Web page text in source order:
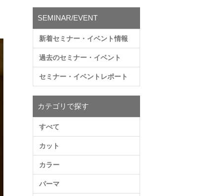
SEMINAR/EVENT
新着セミナー・イベント情報
過去のセミナー・イベント
セミナー・イベントレポート
カテゴリで探す
すべて
カット
カラー
パーマ